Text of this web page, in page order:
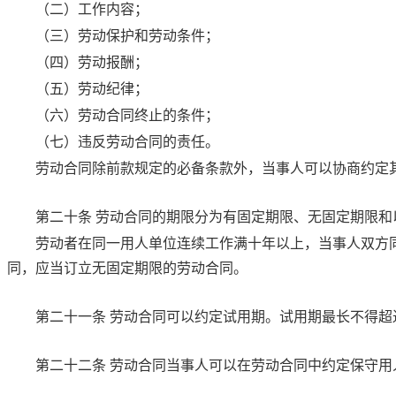
（二）工作内容；
（三）劳动保护和劳动条件；
（四）劳动报酬；
（五）劳动纪律；
（六）劳动合同终止的条件；
（七）违反劳动合同的责任。
劳动合同除前款规定的必备条款外，当事人可以协商约定
第二十条 劳动合同的期限分为有固定期限、无固定期限
劳动者在同一用人单位连续工作满十年以上，当事人双
同，应当订立无固定期限的劳动合同。
第二十一条 劳动合同可以约定试用期。试用期最长不得
第二十二条 劳动合同当事人可以在劳动合同中约定保守